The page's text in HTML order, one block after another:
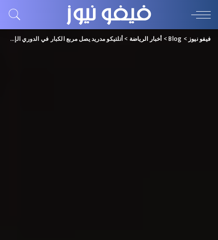
فيفو نيوز >
Blog
> أخبار الرياضة > أتلتيكو مدريد يصل مربع الكبار في الدوري الإسباني